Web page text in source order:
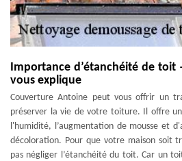
Importance d’étanchéité de toit
vous explique
Couverture Antoine peut vous offrir un
préserver la vie de votre toiture. Il offre
l'humidité, l’augmentation de mousse et
décoloration. Pour que votre maison soit
pas négliger l’étanchéité du toit. Car un